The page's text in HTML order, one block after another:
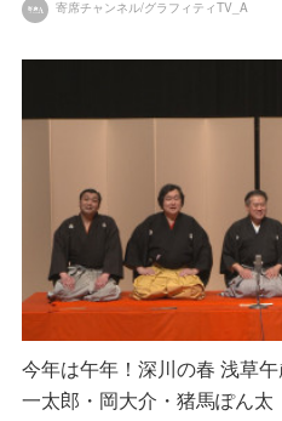
寄席チャンネル/グラフィティTV_A
今年は午年！深川の春 浅草
一太郎・岡大介・猪馬ぽん太